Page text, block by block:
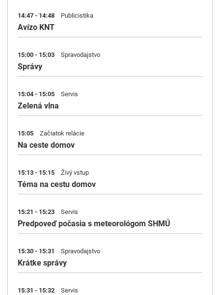
14:47 - 14:48 Publicistika
Avízo KNT
15:00 - 15:03 Spravodajstvo
Správy
15:04 - 15:05 Servis
Zelená vlna
15:05 Začiatok relácie
Na ceste domov
15:13 - 15:15 Živý vstup
Téma na cestu domov
15:21 - 15:23 Servis
Predpoveď počasia s meteorológom SHMÚ
15:30 - 15:31 Spravodajstvo
Krátke správy
15:31 - 15:32 Servis